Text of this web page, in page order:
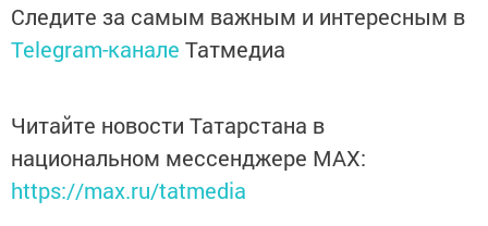
Следите за самым важным и интересным в
Telegram-канале Татмедиа
Читайте новости Татарстана в
национальном мессенджере MАХ:
https://max.ru/tatmedia